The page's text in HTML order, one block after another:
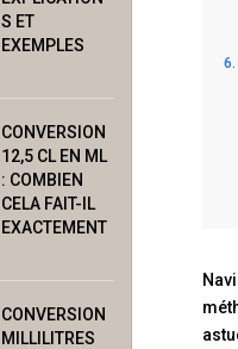
S ET
EXEMPLES
CONVERSION
12,5 CL EN ML
: COMBIEN
CELA FAIT-IL
EXACTEMENT
CONVERSION
MILLILITRES